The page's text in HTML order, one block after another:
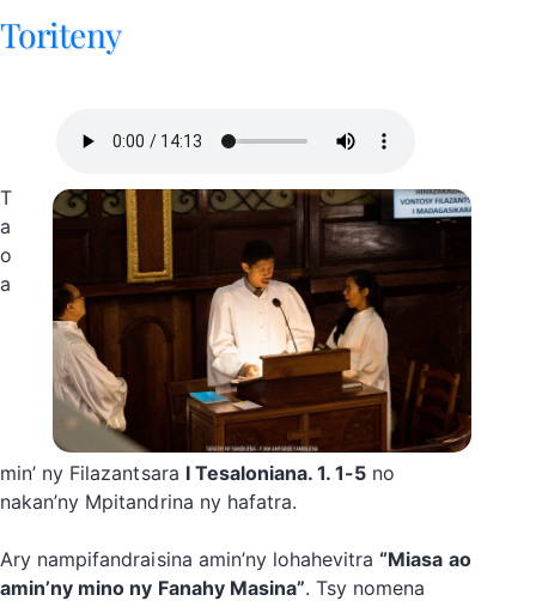
Toriteny
T
a
o
a
min’ ny Filazantsara I Tesaloniana. 1. 1-5 no
nakan’ny Mpitandrina ny hafatra.
Ary nampifandraisina amin’ny lohahevitra“Miasa ao
amin’ny mino ny Fanahy Masina”. Tsy nomena